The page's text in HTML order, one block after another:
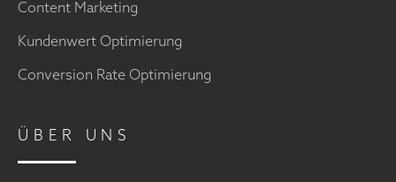
Content Marketing
Kundenwert Optimierung
Conversion Rate Optimierung
ÜBER UNS